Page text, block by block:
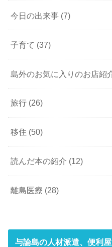
今日の出来事 (7)
子育て (37)
島外のお気に入りのお店紹
旅行 (26)
移住 (50)
読んだ本の紹介 (12)
離島医療 (28)
与論島の人材派遣、便利